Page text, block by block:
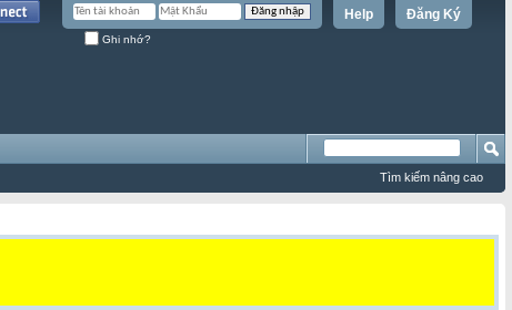
Đăng Ký
Help
Ghi nhớ?
Tìm kiếm nâng cao